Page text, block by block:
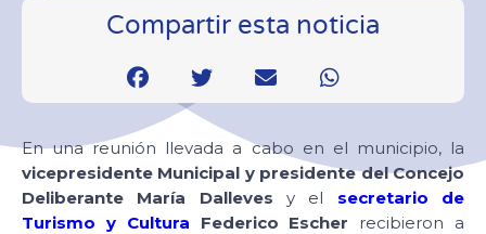
Compartir esta noticia
En una reunión llevada a cabo en el municipio, la
vicepresidente Municipal y presidente del Concejo
Deliberante María Dalleves y el secretario de
Turismo y Cultura Federico Escher recibieron a